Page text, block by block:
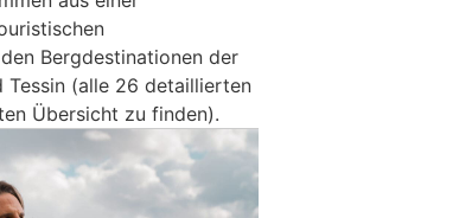
Bergdestinationen der
Tessin (alle 26 detaillierten
Übersicht zu finden).